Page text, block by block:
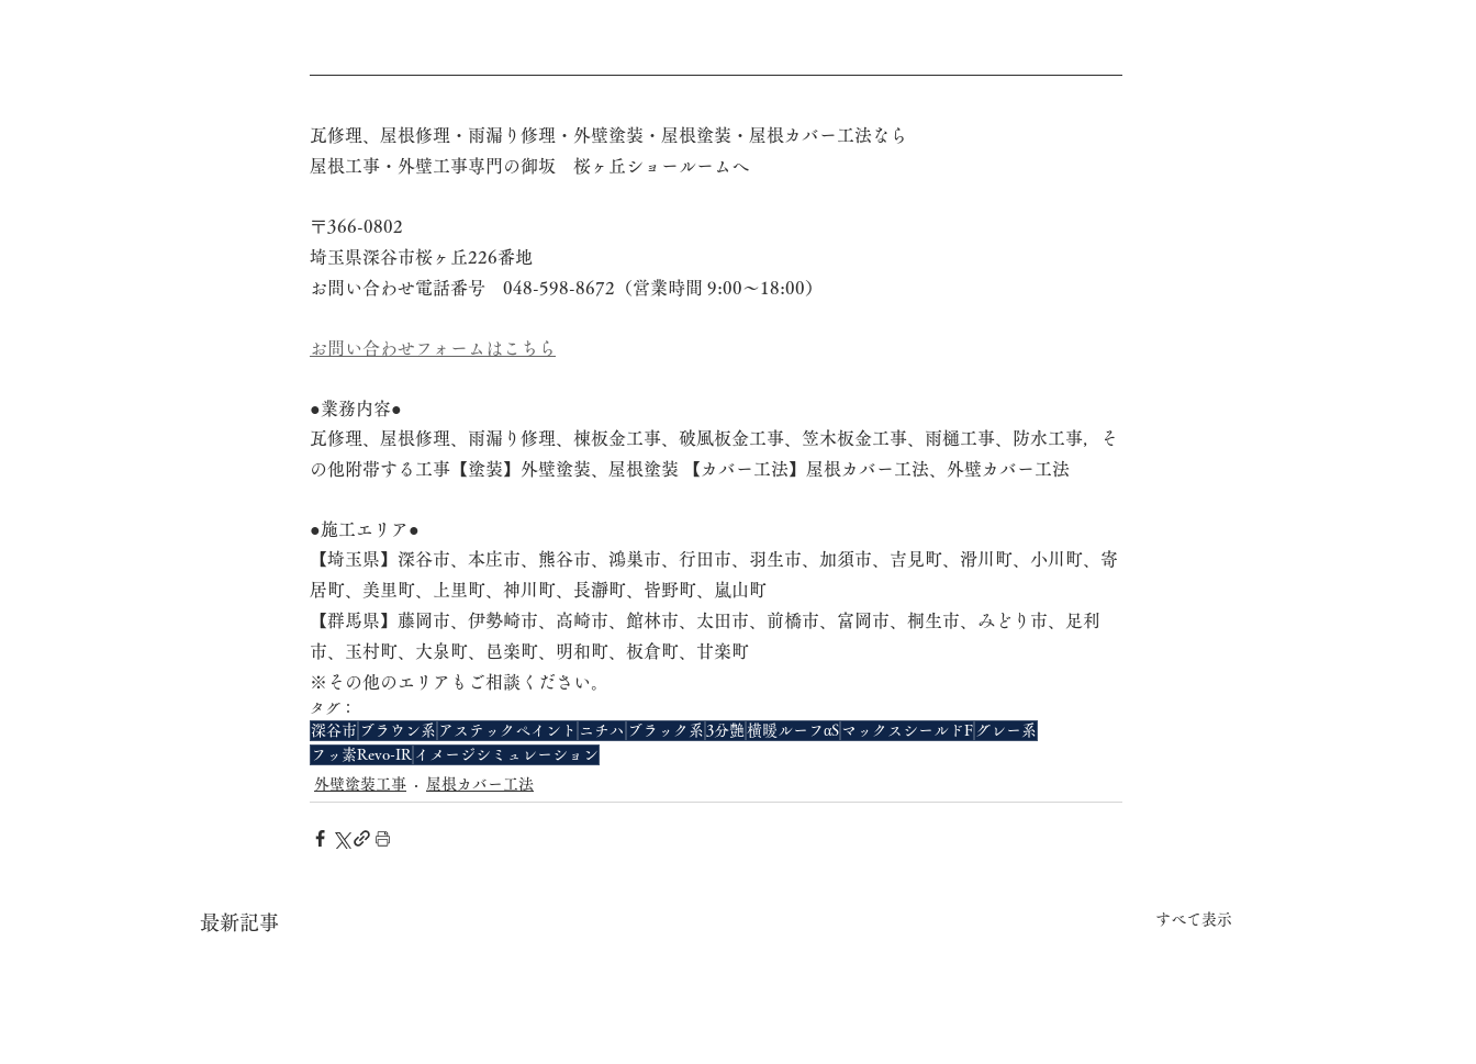
瓦修理、屋根修理・雨漏り修理・外壁塗装・屋根塗装・屋根カバー工法なら
屋根工事・外壁工事専門の御坂　桜ヶ丘ショールームへ
〒366-0802
埼玉県深谷市桜ヶ丘226番地
お問い合わせ電話番号　048-598-8672（営業時間 9:00～18:00）
お問い合わせフォームはこちら
●業務内容●
瓦修理、屋根修理、雨漏り修理、棟板金工事、破風板金工事、笠木板金工事、雨樋工事、防水工事，そ
の他附帯する工事【塗装】外壁塗装、屋根塗装 【カバー工法】屋根カバー工法、外壁カバー工法
●施工エリア●
【埼玉県】深谷市、本庄市、熊谷市、鴻巣市、行田市、羽生市、加須市、吉見町、滑川町、小川町、寄
居町、美里町、上里町、神川町、長瀞町、皆野町、嵐山町
【群馬県】藤岡市、伊勢崎市、高崎市、館林市、太田市、前橋市、富岡市、桐生市、みどり市、足利
市、玉村町、大泉町、邑楽町、明和町、板倉町、甘楽町
※その他のエリアもご相談ください。
タグ：
深谷市 ブラウン系 アステックペイント ニチハ ブラック系 3分艶 横暖ルーフαS マックスシールドF グレー系
フッ素Revo-IR イメージシミュレーション
外壁塗装工事
屋根カバー工法
最新記事 すべて表示